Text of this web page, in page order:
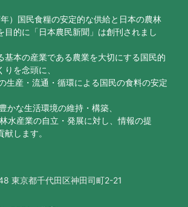
）国民食糧の安定的な供給と日本の農林
目的に「日本農民新聞」は創刊されまし
基本の産業である農業を大切にする国民的
を念頭に、
生産・流通・循環による国民の食料の安定
かな生活環境の維持・構築、
水産業の自立・発展に対し、情報の提
します。
東京都千代田区神田司町2-21